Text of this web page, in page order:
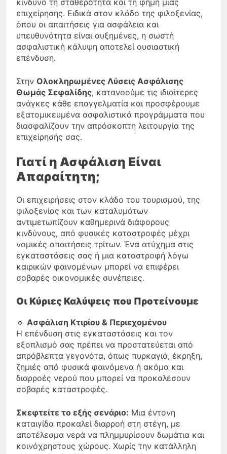
κίνδυνο τη σταθερότητα και τη φήμη μιας
επιχείρησης. Ειδικά στον κλάδο της φιλοξενίας,
όπου οι απαιτήσεις για ασφάλεια και
υπευθυνότητα είναι αυξημένες, η σωστή
ασφαλιστική κάλυψη αποτελεί ουσιαστική
επένδυση.
Στην Ολοκληρωμένες Λύσεις Ασφάλισης
Θωμάς Σεφαλίδης, κατανοούμε τις ιδιαίτερες
ανάγκες κάθε επαγγελματία και προσφέρουμε
εξατομικευμένα ασφαλιστικά προγράμματα που
διασφαλίζουν την απρόσκοπτη λειτουργία της
επιχείρησής σας.
Γιατί η Ασφάλιση Είναι
Απαραίτητη;
Οι επιχειρήσεις στον κλάδο του τουρισμού, της
φιλοξενίας και των καταλυμάτων
αντιμετωπίζουν καθημερινά διάφορους
κινδύνους, από φυσικές καταστροφές μέχρι
νομικές απαιτήσεις τρίτων. Ένα ατύχημα στις
εγκαταστάσεις σας ή μια καταστροφή λόγω
καιρικών φαινομένων μπορεί να επιφέρει
σοβαρές οικονομικές συνέπειες.
Οι Κύριες Καλύψεις που Προτείνουμε
🔹 Ασφάλιση Κτιρίου & Περιεχομένου
Η επένδυση στις εγκαταστάσεις και τον
εξοπλισμό σας πρέπει να προστατεύεται από
απρόβλεπτα γεγονότα, όπως πυρκαγιά, έκρηξη,
ζημιές από φυσικά φαινόμενα ή ακόμα και
διαρροές νερού που μπορεί να προκαλέσουν
σοβαρές καταστροφές.
Σκεφτείτε το εξής σενάριο: Μια έντονη
καταιγίδα προκαλεί διαρροή στη στέγη, με
αποτέλεσμα νερά να πλημμυρίσουν δωμάτια και
κοινόχρηστους χώρους. Χωρίς την κατάλληλη